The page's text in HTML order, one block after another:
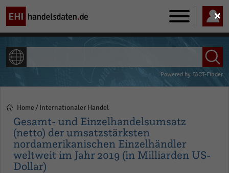
Main
navigation
Powered by FACT-Finder
Pfadnavigation
Home Internationaler Handel
Gesamt- und Einzelhandelsumsatz
(netto) der umsatzstärksten
nordamerikanischen Einzelhändler
weltweit im Jahr 2019 (in Milliarden US-
Dollar)